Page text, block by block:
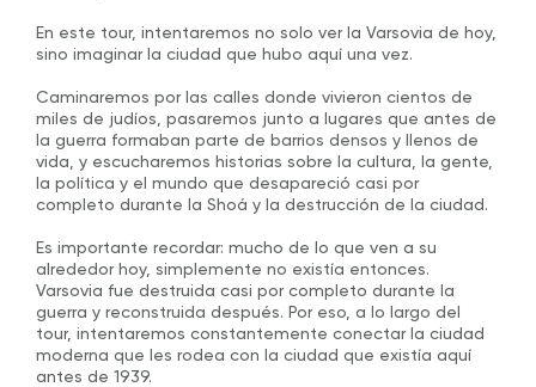
En este tour, intentaremos no solo ver la Varsovia de hoy,
sino imaginar la ciudad que hubo aquí una vez.
Caminaremos por las calles donde vivieron cientos de
miles de judíos, pasaremos junto a lugares que antes de
la guerra formaban parte de barrios densos y llenos de
vida, y escucharemos historias sobre la cultura, la gente,
la política y el mundo que desapareció casi por
completo durante la Shoá y la destrucción de la ciudad.
Es importante recordar: mucho de lo que ven a su
alrededor hoy, simplemente no existía entonces.
Varsovia fue destruida casi por completo durante la
guerra y reconstruida después. Por eso, a lo largo del
tour, intentaremos constantemente conectar la ciudad
moderna que les rodea con la ciudad que existía aquí
antes de 1939.